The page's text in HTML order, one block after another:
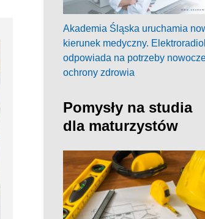
Akademia Śląska uruchamia
kierunek medyczny.
odpowiada na potrzeby
ochrony zdrowia
Pomysły na studia
dla maturzystów